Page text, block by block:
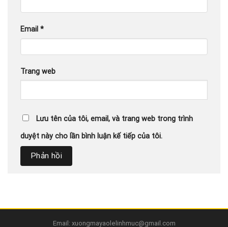
Email *
Trang web
Lưu tên của tôi, email, và trang web trong trình
duyệt này cho lần bình luận kế tiếp của tôi.
Email: xuongmayaolelinhmuc@gmail.com